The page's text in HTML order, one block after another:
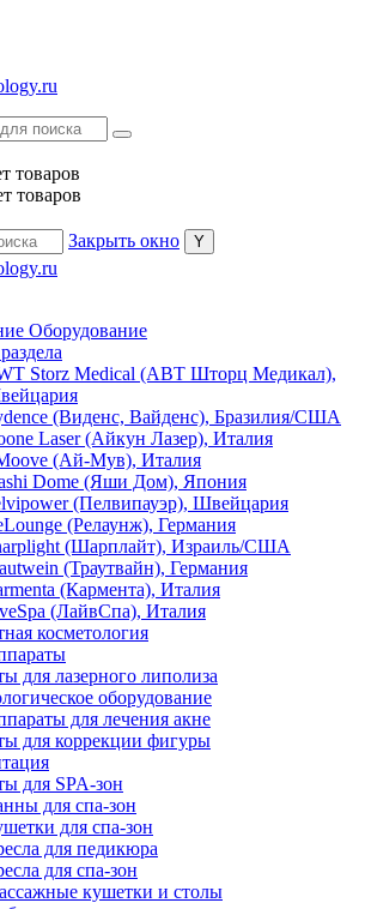
товаров
товаров
Закрыть окно
Оборудование
Storz Medical (АВТ Шторц Медикал),
(Виденс, Вайденс), Бразилия/США
Laser (Айкун Лазер), Италия
(Ай-Мув), Италия
Dome (Яши Дом), Япония
(Пелвипауэр), Швейцария
(Релаунж), Германия
(Шарплайт), Израиль/США
(Траутвайн), Германия
(Кармента), Италия
(ЛайвСпа), Италия
косметология
для лазерного липолиза
оборудование
для лечения акне
для коррекции фигуры
для SPA-зон
для спа-зон
для спа-зон
для педикюра
для спа-зон
кушетки и столы